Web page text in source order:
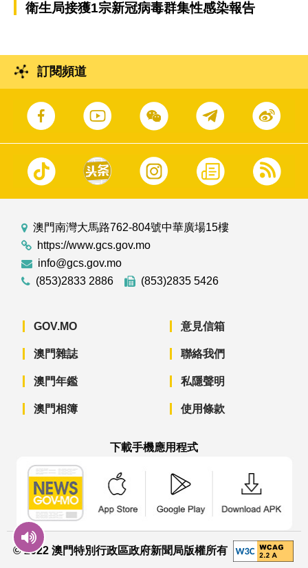
衛生局接獲1宗新冠病毒群集性感染報告
訂閱頻道
澳門南灣大馬路762-804號中華廣場15樓
https://www.gcs.gov.mo
info@gcs.gov.mo
(853)2833 2886
(853)2835 5426
GOV.MO
澳門雜誌
澳門年鑑
澳門相簿
意見信箱
聯絡我們
私隱聲明
使用條款
下載手機應用程式
© 2022 澳門特別行政區政府新聞局版權所有